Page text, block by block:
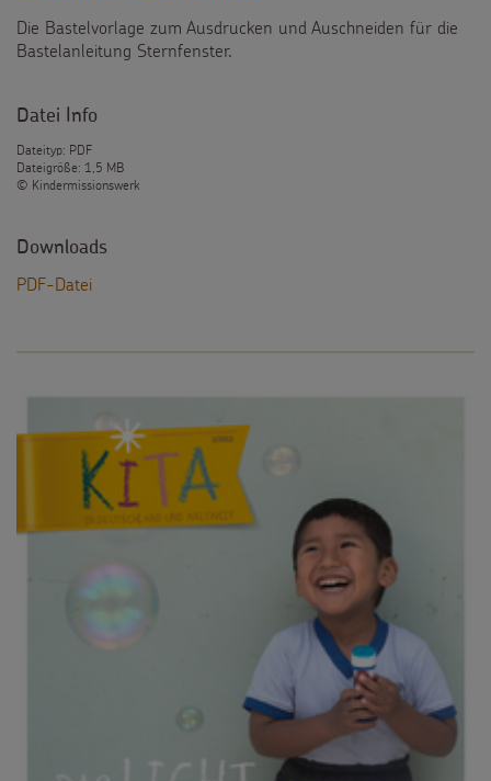
Die Bastelvorlage zum Ausdrucken und Auschneiden für die
Bastelanleitung Sternfenster.
Datei Info
Dateityp: PDF
Dateigröße: 1,5 MB
© Kindermissionswerk
Downloads
PDF-Datei